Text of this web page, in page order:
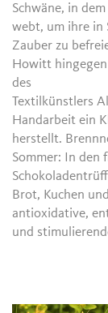
Schwäne, in
webt, um ihre in
Zauber zu
Howitt
des
Textilkünstlers
Handarbeit ein
herstellt.
Sommer: In den
Brot, Kuchen
antioxidative,
und